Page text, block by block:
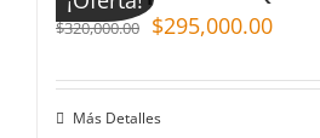
$320,000.00 $295,000.00
Más Detalles